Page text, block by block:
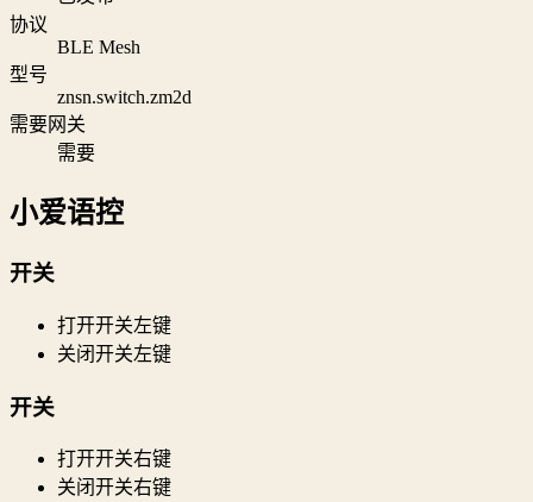
协议
BLE Mesh
型号
znsn.switch.zm2d
需要网关
需要
小爱语控
开关
打开开关左键
关闭开关左键
开关
打开开关右键
关闭开关右键